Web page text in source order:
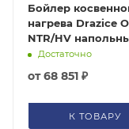
Бойлер
нагрева Drazice
NTR/HV
Достаточно
от68 851 ₽
К ТОВАРУ